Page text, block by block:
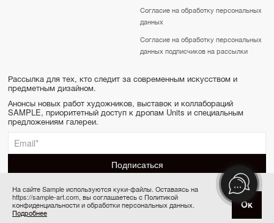
Купить за 15 000 ₽
Согласие на обработку персональных
данных
Согласие на обработку персональных
данных подписчиков на рассылки
Рассылка для тех, кто следит за современным искусством и
предметным дизайном.
Анонсы новых работ художников, выставок и коллабораций
SAMPLE, приоритетный доступ к дропам Units и специальным
предложениям галереи.
SAMPLE | Online gallery & Auction © 2022-2026
Сделано в Апривер
На сайте Sample используются куки-файлы. Оставаясь на
https://sample-art.com, вы соглашаетесь с Политикой
конфиденциальности и обработки персональных данных.
Подробнее
Ок